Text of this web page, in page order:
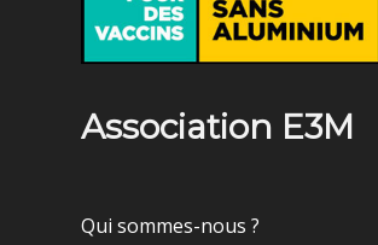
Association E3M
Qui sommes-nous ?